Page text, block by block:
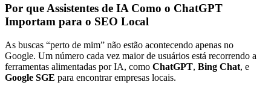
Por que Assistentes de IA Como o ChatGPT
Importam para o SEO Local
As buscas “perto de mim” não estão acontecendo apenas no
Google. Um número cada vez maior de usuários está recorrendo a
ferramentas alimentadas por IA, como ChatGPT, Bing Chat, e
Google SGE para encontrar empresas locais.